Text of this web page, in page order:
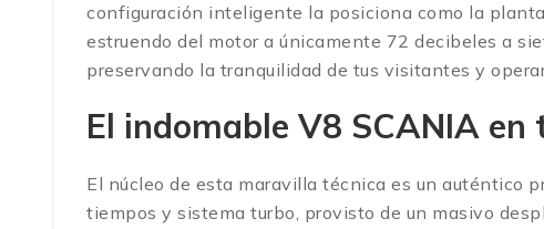
configuración inteligente la posiciona como la
estruendo del motor a únicamente 72 decibeles a
preservando la tranquilidad de tus visitantes y
El indomable V8 SCANIA
El núcleo de esta maravilla técnica es un auténtico
tiempos y sistema turbo, provisto de un masivo